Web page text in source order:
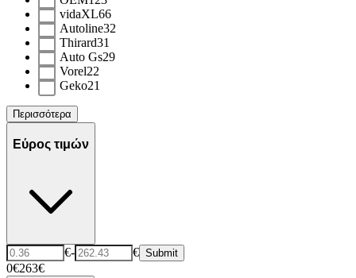
vidaXL66
Autoline32
Thirard31
Auto Gs29
Vorel22
Geko21
Περισσότερα
Εύρος τιμών
€- € Submit
0€263€